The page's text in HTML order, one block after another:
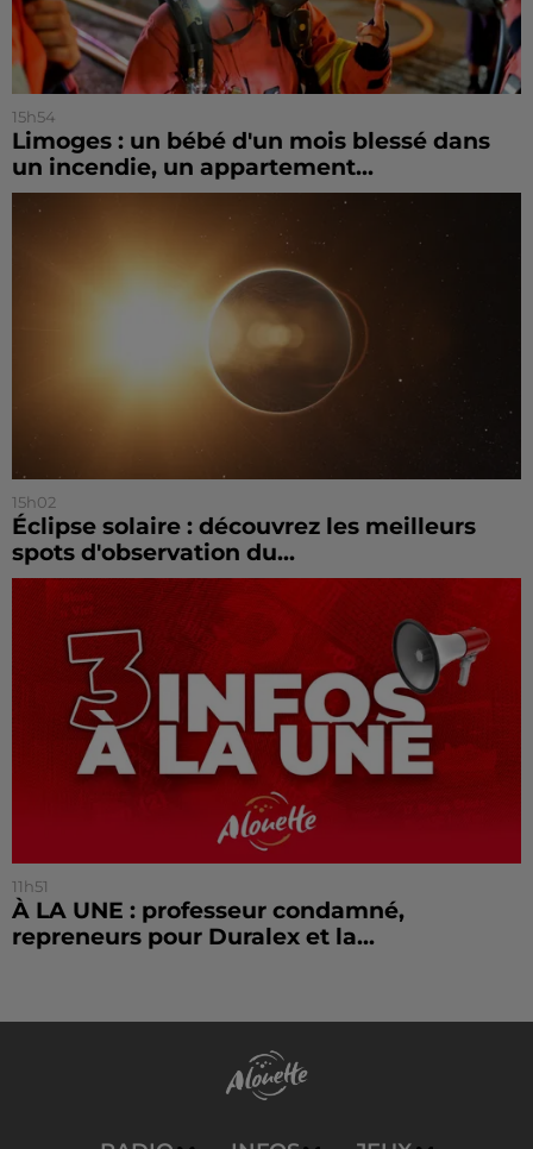
15h54
Limoges : un bébé d'un mois blessé dans
un incendie, un appartement...
15h02
Éclipse solaire : découvrez les meilleurs
spots d'observation du...
11h51
À LA UNE : professeur condamné,
repreneurs pour Duralex et la...